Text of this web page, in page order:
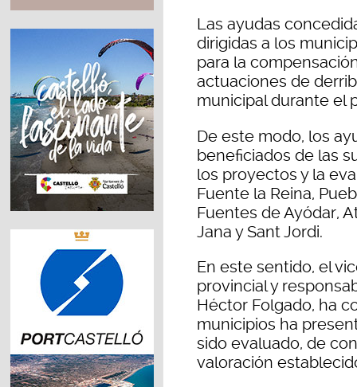
Las ayudas
dirigidas a los
para la
actuaciones de
municipal durante el
De este modo, los
beneficiados de las
los proyectos y la
Fuente la Reina,
Fuentes de Ayódar,
Jana y Sant Jordi.
En este sentido, el
provincial y
Héctor Folgado, ha
municipios ha
sido evaluado, de
valoración